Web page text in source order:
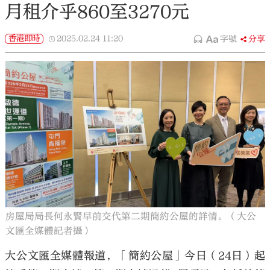
大公文匯
月租介乎860至3270元
香港即時 2025.02.24 11:20 字號 分享
房屋局局長何永賢早前交代第二期簡約公屋的詳情。（大公
文匯全媒體記者攝）
大公文匯全媒體報道，「簡約公屋」今日（24日）起